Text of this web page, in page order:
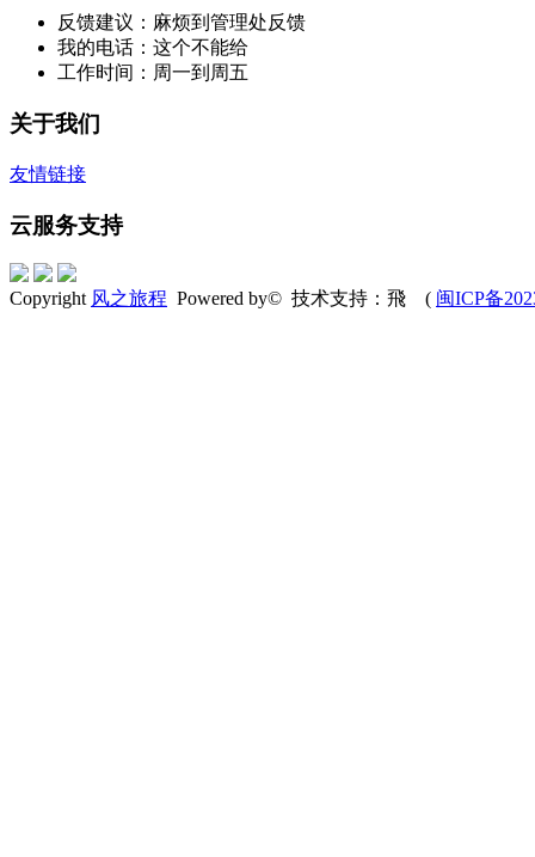
反馈建议：麻烦到管理处反馈
我的电话：这个不能给
工作时间：周一到周五
关于我们
友情链接
云服务支持
Copyright 风之旅程 Powered by© 技术支持：飛 ( 闽ICP备